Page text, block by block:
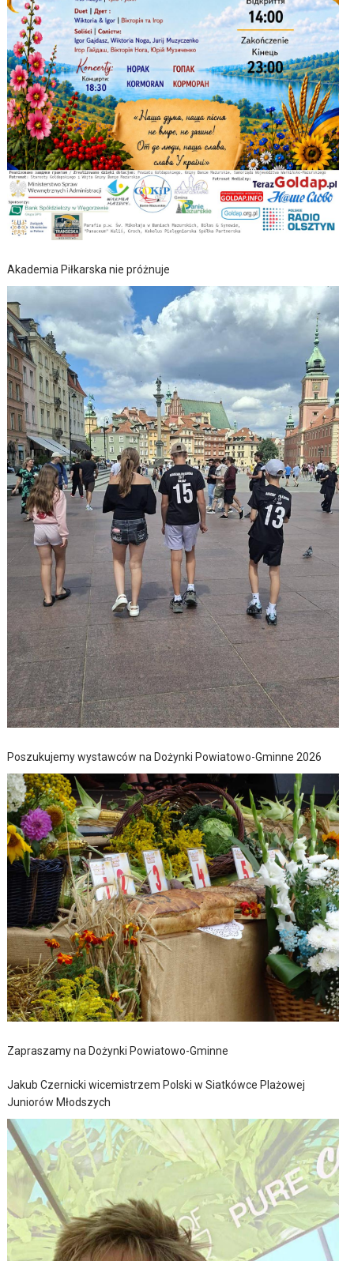
Akademia Piłkarska nie próżnuje
Poszukujemy wystawców na Dożynki Powiatowo-Gminne 2026
Zapraszamy na Dożynki Powiatowo-Gminne
Jakub Czernicki wicemistrzem Polski w Siatkówce Plażowej
Juniorów Młodszych